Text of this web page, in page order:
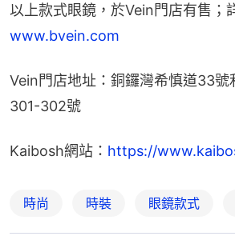
以上款式眼鏡，於Vein門店有售；
www.bvein.com
Vein門店地址：銅鑼灣希慎道33號
301-302號
Kaibosh網站： https://
時尚 時裝 眼鏡款式